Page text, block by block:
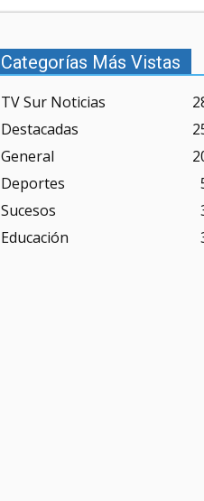
Categorías Más Vistas
TV Sur Noticias
Destacadas
General
Deportes
Sucesos
Educación